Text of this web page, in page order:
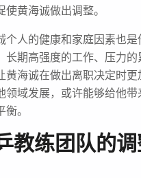
黄海诚做出调整。
个人的健康和家庭因素也
长期高强度的工作、压力
黄海诚在做出离职决定时更
领域发展，或许能够给他
。
教练团队的